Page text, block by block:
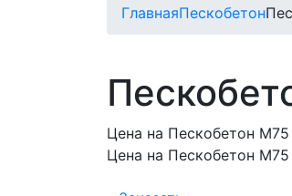
ГлавнаяПескобетон
Цена на Пескобетон М75
Цена на Пескобетон М75